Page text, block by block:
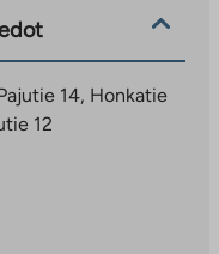
14, Honkatie
12